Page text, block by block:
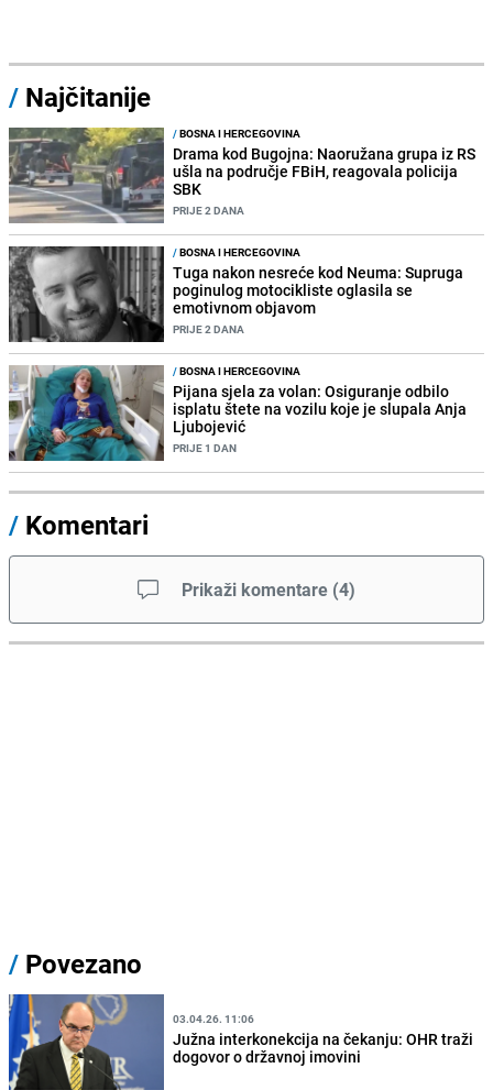
/ Najčitanije
/BOSNA I HERCEGOVINA
Drama kod Bugojna: Naoružana grupa iz RS
ušla na područje FBiH, reagovala policija
SBK
PRIJE 2 DANA
/BOSNA I HERCEGOVINA
Tuga nakon nesreće kod Neuma: Supruga
poginulog motocikliste oglasila se
emotivnom objavom
PRIJE 2 DANA
/BOSNA I HERCEGOVINA
Pijana sjela za volan: Osiguranje odbilo
isplatu štete na vozilu koje je slupala Anja
Ljubojević
PRIJE 1 DAN
/ Komentari
Prikaži komentare (4)
/ Povezano
03.04.26. 11:06
Južna interkonekcija na čekanju: OHR traži
dogovor o državnoj imovini